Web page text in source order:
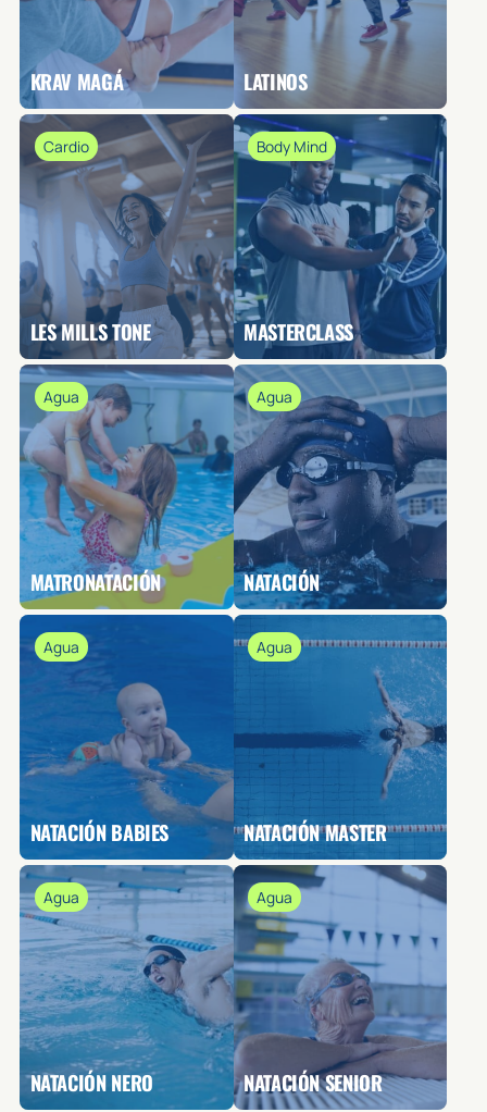
KRAV MAGÁ LATINOS
Cardio
LES MILLS TONE
Body Mind
MASTERCLASS
Agua
MATRONATACIÓN
Agua
NATACIÓN
Agua
NATACIÓN BABIES
Agua
NATACIÓN MASTER
Agua
NATACIÓN NERO
Agua
NATACIÓN SENIOR